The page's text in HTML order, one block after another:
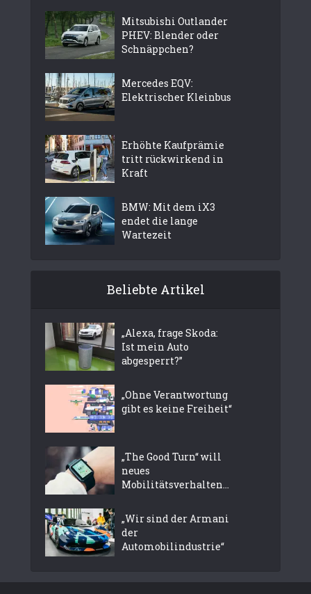
Mitsubishi Outlander
PHEV: Blender oder
Schnäppchen?
Mercedes EQV:
Elektrischer Kleinbus
Erhöhte Kaufprämie
tritt rückwirkend in
Kraft
BMW: Mit dem iX3
endet die lange
Wartezeit
Beliebte Artikel
„Alexa, frage Skoda:
Ist mein Auto
abgesperrt?”
„Ohne Verantwortung
gibt es keine Freiheit“
„The Good Turn“ will
neues
Mobilitätsverhalten...
„Wir sind der Armani
der
Automobilindustrie“